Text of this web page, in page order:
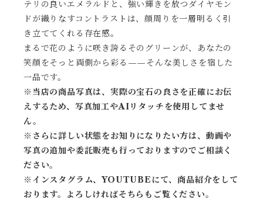
テリの良いエメラルドと、強い輝きを放つダイヤモン
ドが織りなすコントラストは、顔周りを一層明るく引
き立ててくれる存在感。
まるで花のように咲き誇るそのグリーンが、あなたの
笑顔をそっと両側から彩る——そんな美しさを宿した
一品です。
※当店の商品写真は、実際の宝石の良さを正確にお伝
えするため、写真加工やAIリタッチを使用してませ
ん。
※ さらに詳しい状態をお知りになりたい方は、動画や
写真の追加や委託販売も行っておりますのでご相談く
ださい。
※ インスタグラム、YOUTUBEにて、商品紹介をして
おります。よろしければそちらもご覧ください。